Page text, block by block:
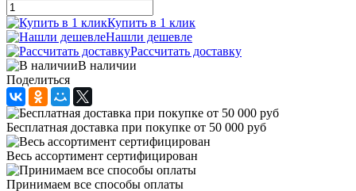
Купить в 1 клик
Нашли дешевле
Рассчитать доставку
В наличии
Поделиться
Бесплатная доставка при покупке от 50 000 руб
Весь ассортимент сертифицирован
Принимаем все способы оплаты